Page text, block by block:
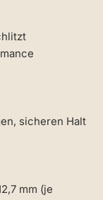
sicheren Halt
mm (je